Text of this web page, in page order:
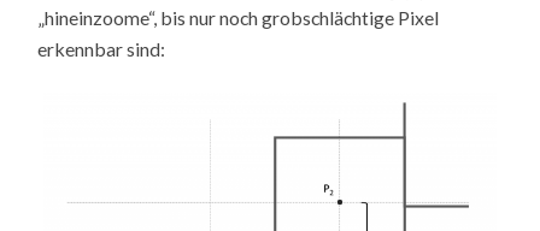
„hineinzoome“, bis nur noch grobschlächtige Pixel
erkennbar sind: